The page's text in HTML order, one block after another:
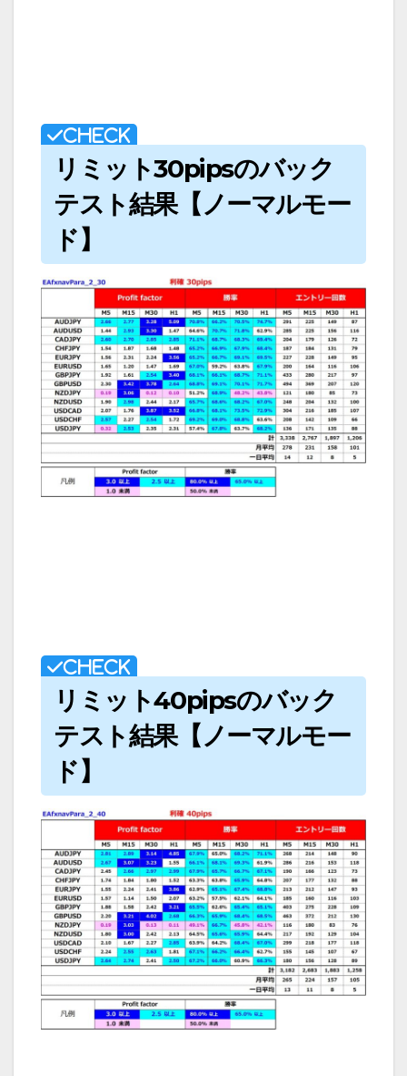
リミット30pipsのバック
テスト結果【ノーマルモー
ド】
リミット40pipsのバック
テスト結果【ノーマルモー
ド】